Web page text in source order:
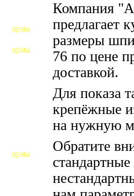
Компания
предлагает
размеры
76 по цене
доставкой.
Для показа
крепёжные
на нужную
Обратите
ЦЕНЫ
ЦЕНЫ
ЦЕНЫ